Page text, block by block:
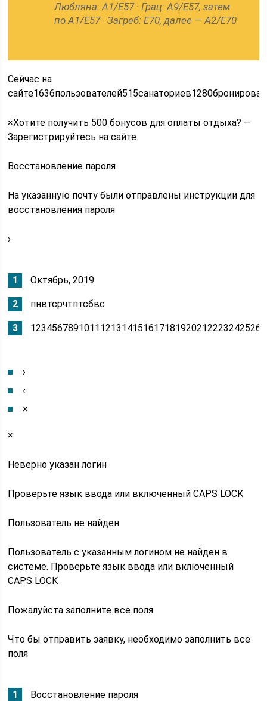
Любляна: А1/Е57 · Грац: А9/E57, затем
по А1/Е57 · Загреб: E70, далее — А2/Е70
Сейчас на
×Хотите получить 500 бонусов для оплаты отдыха? —
Зарегистрируйтесь на сайте
Восстановление пароля
На указанную почту были отправлены инструкции для
восстановления пароля
›
Октябрь, 2019
пнвтсрчтптсбвс
›
‹
×
×
Неверно указан логин
Проверьте язык ввода или включенный CAPS LOCK
Пользователь не найден
Пользователь с указанным логином не найден в
системе. Проверьте язык ввода или включенный
CAPS LOCK
Пожалуйста заполните все поля
Что бы отправить заявку, необходимо заполнить все
поля
Восстановление пароля